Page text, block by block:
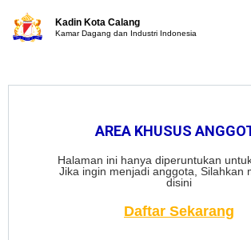
Kadin Kota Calang
Kamar Dagang dan Industri Indonesia
AREA KHUSUS
Halaman ini hanya diperuntukan
Jika ingin menjadi anggota, Silahkan
disini
Daftar Sekarang